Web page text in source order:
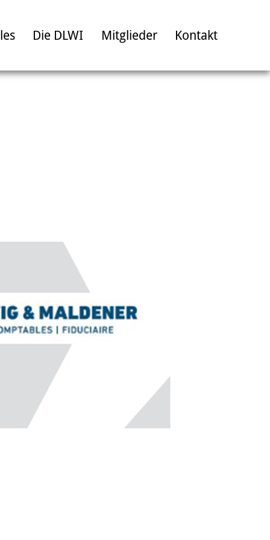
Die DLWI Mitglieder Kontakt